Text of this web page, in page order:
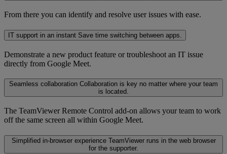
From there you can identify and resolve user issues with ease.
IT support in an instant Save time switching between apps.
Demonstrate a new product feature or troubleshoot an IT issue
directly from Google Meet.
Seamless collaboration Collaboration is key no matter where your team
is located.
The TeamViewer Remote Control add-on allows your team to work
off the same screen all within Google Meet.
Simplified in-browser experience TeamViewer runs in the web browser
for the supporter.